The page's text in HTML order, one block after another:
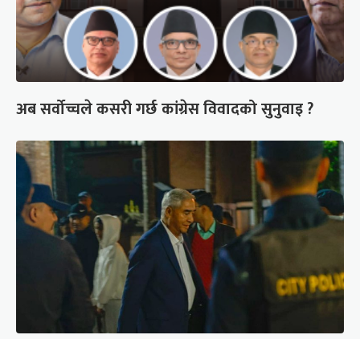
अब सर्वोच्चले कसरी गर्छ कांग्रेस विवादको सुनुवाइ ?